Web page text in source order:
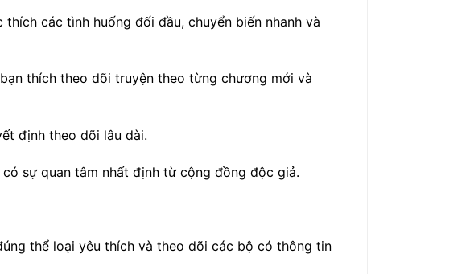
các tình huống đối đầu, chuyển biến nhanh và
thích theo dõi truyện theo từng chương mới và
định theo dõi lâu dài.
sự quan tâm nhất định từ cộng đồng độc giả.
thể loại yêu thích và theo dõi các bộ có thông tin